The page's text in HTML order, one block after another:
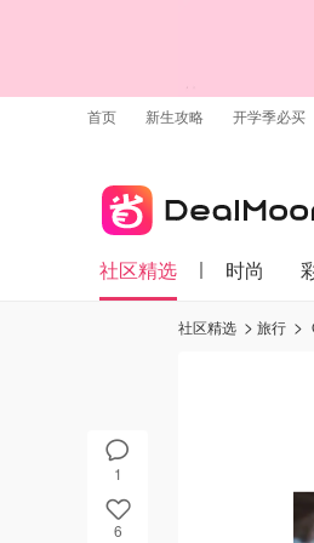
首页 新生攻略 开学季必买
社区精选 时尚
1
6
社区精选 旅行